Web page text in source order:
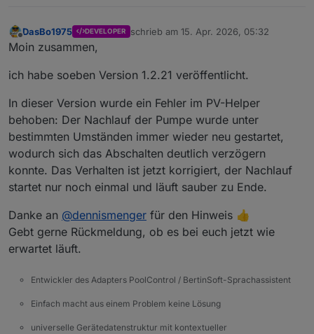
Offline
DasBo1975 DEVELOPER schrieb am 15. Apr. 2026, 05:32
zuletzt editiert von
Moin zusammen,
ich habe soeben Version 1.2.21 veröffentlicht.
In dieser Version wurde ein Fehler im PV-Helper
behoben: Der Nachlauf der Pumpe wurde unter
bestimmten Umständen immer wieder neu gestartet,
wodurch sich das Abschalten deutlich verzögern
konnte. Das Verhalten ist jetzt korrigiert, der Nachlauf
startet nur noch einmal und läuft sauber zu Ende.
Danke an @dennismenger für den Hinweis 👍
Gebt gerne Rückmeldung, ob es bei euch jetzt wie
erwartet läuft.
Entwickler des Adapters PoolControl / BertinSoft-Sprachassistent
Einfach macht aus einem Problem keine Lösung
universelle Gerätedatenstruktur mit kontextueller